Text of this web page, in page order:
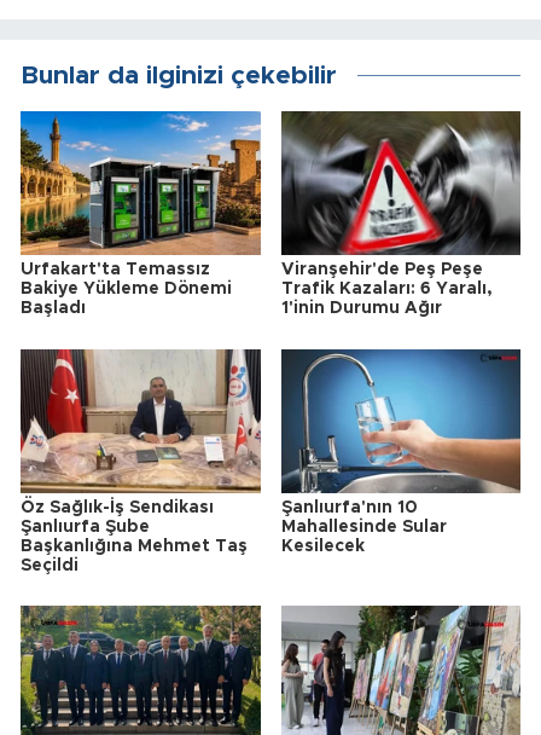
Bunlar da ilginizi çekebilir
Urfakart'ta Temassız
Bakiye Yükleme Dönemi
Başladı
Viranşehir'de Peş Peşe
Trafik Kazaları: 6 Yaralı,
1'inin Durumu Ağır
Öz Sağlık-İş Sendikası
Şanlıurfa Şube
Başkanlığına Mehmet Taş
Seçildi
Şanlıurfa'nın 10
Mahallesinde Sular
Kesilecek